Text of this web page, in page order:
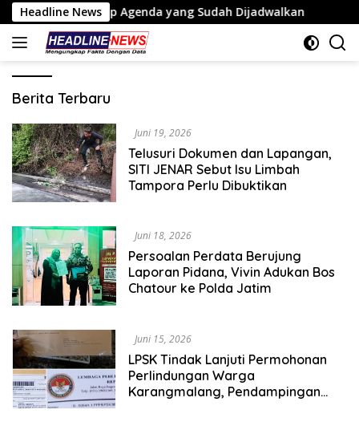
Langsung
ke
konten
Headline News
Ungkap Agenda yang Sudah Dijadwalkan Tiga Titik
HEADLINE
Berita Terbaru
Juni 19, 2026
Telusuri Dokumen dan Lapangan,
SITI JENAR Sebut Isu Limbah
Tampora Perlu Dibuktikan
Juni 18, 2026
Persoalan Perdata Berujung
Laporan Pidana, Vivin Adukan Bos
Chatour ke Polda Jatim
Juni 15, 2026
LPSK Tindak Lanjuti Permohonan
Perlindungan Warga
Karangmalang, Pendampingan